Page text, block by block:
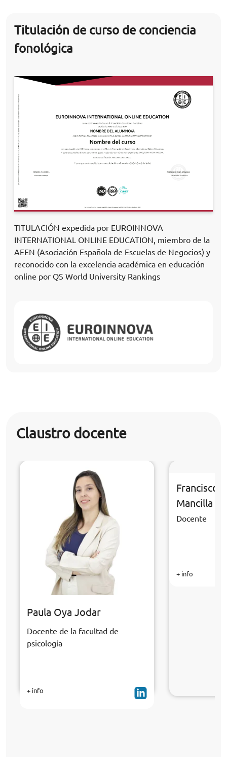
Titulación de curso de conciencia
fonológica
TITULACIÓN expedida por EUROINNOVA
INTERNATIONAL ONLINE EDUCATION, miembro de la
AEEN (Asociación Española de Escuelas de Negocios) y
reconocido con la excelencia académica en educación
online por QS World University Rankings
Claustro docente
Paula Oya Jodar
Docente de la facultad de
psicología
+ info
Francisco
Mancilla
Docente
+ info